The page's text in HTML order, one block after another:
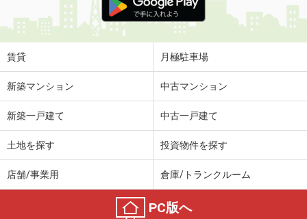
賃貸 月極駐車場
新築マンション 中古マンション
新築一戸建て 中古一戸建て
土地を探す 投資物件を探す
店舗/事業用 倉庫/トランクルーム
PC版へ